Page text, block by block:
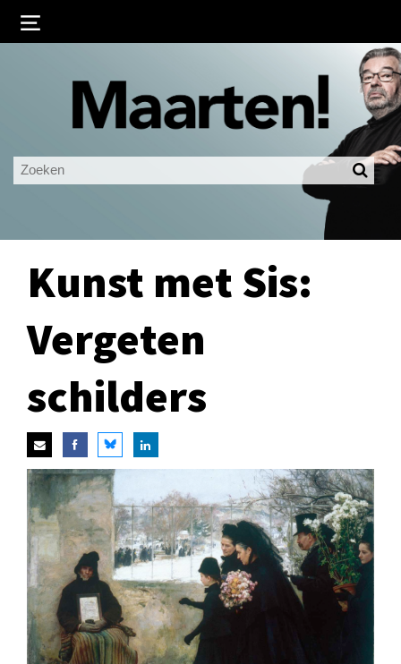
Ingelogd blijven
LOGIN
Kunst met Sis:
Vergeten
schilders